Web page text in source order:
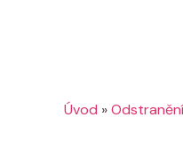
Úvod »